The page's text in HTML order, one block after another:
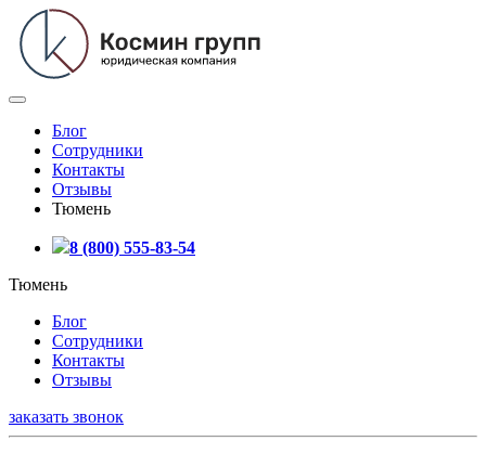
Блог
Сотрудники
Контакты
Отзывы
Тюмень
8 (800) 555-83-54
Тюмень
Блог
Сотрудники
Контакты
Отзывы
заказать звонок